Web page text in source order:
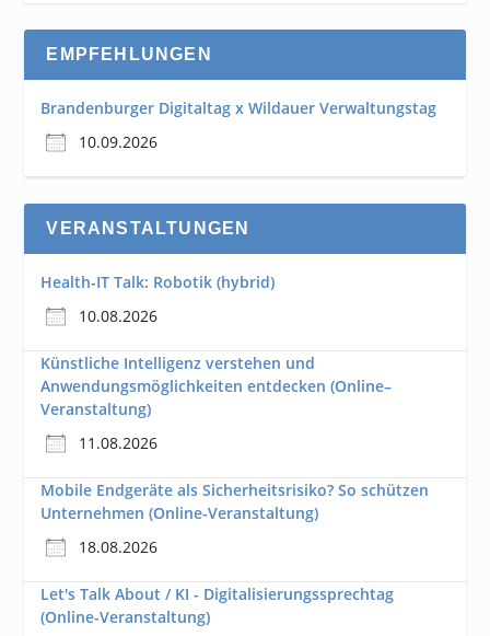
EMPFEHLUNGEN
Brandenburger Digitaltag x Wildauer Verwaltungstag
10.09.2026
VERANSTALTUNGEN
Health-IT Talk: Robotik (hybrid)
10.08.2026
Künstliche Intelligenz verstehen und
Anwendungsmöglichkeiten entdecken (Online–
Veranstaltung)
11.08.2026
Mobile Endgeräte als Sicherheitsrisiko? So schützen
Unternehmen (Online-Veranstaltung)
18.08.2026
Let's Talk About / KI - Digitalisierungssprechtag
(Online-Veranstaltung)